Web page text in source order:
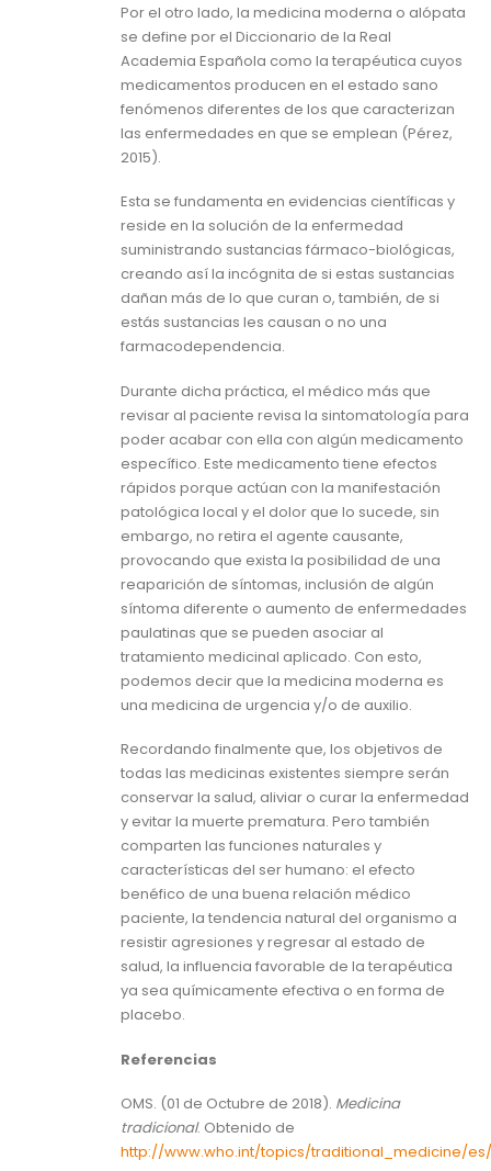
Por el otro lado, la medicina moderna o alópata
se define por el Diccionario de la Real
Academia Española como la terapéutica cuyos
medicamentos producen en el estado sano
fenómenos diferentes de los que caracterizan
las enfermedades en que se emplean (Pérez,
2015).
Esta se fundamenta en evidencias científicas y
reside en la solución de la enfermedad
suministrando sustancias fármaco-biológicas,
creando así la incógnita de si estas sustancias
dañan más de lo que curan o, también, de si
estás sustancias les causan o no una
farmacodependencia.
Durante dicha práctica, el médico más que
revisar al paciente revisa la sintomatología para
poder acabar con ella con algún medicamento
específico. Este medicamento tiene efectos
rápidos porque actúan con la manifestación
patológica local y el dolor que lo sucede, sin
embargo, no retira el agente causante,
provocando que exista la posibilidad de una
reaparición de síntomas, inclusión de algún
síntoma diferente o aumento de enfermedades
paulatinas que se pueden asociar al
tratamiento medicinal aplicado. Con esto,
podemos decir que la medicina moderna es
una medicina de urgencia y/o de auxilio.
Recordando finalmente que, los objetivos de
todas las medicinas existentes siempre serán
conservar la salud, aliviar o curar la enfermedad
y evitar la muerte prematura. Pero también
comparten las funciones naturales y
características del ser humano: el efecto
benéfico de una buena relación médico
paciente, la tendencia natural del organismo a
resistir agresiones y regresar al estado de
salud, la influencia favorable de la terapéutica
ya sea químicamente efectiva o en forma de
placebo.
Referencias
OMS. (01 de Octubre de 2018). Medicina
tradicional. Obtenido de
http://www.who.int/topics/traditional_medicine/es/